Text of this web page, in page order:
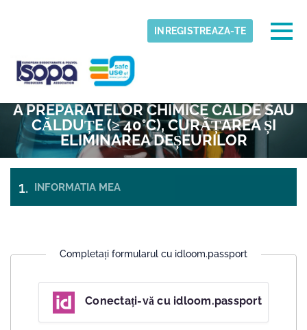
INREGISTREAZA-TE
ISOPA-AISBL
024 APLICAREA PRIN IMERSIE SAU
A PREPARATELOR CHIMICE CALDE SAU
CĂLDUȚE (≥ 40°C), CURĂȚAREA ȘI
ELIMINAREA DEȘEURILOR
INFORMATIA MEA
PLATA
Completați formularul cu idloom.passport
Conectați-vă cu idloom.passport